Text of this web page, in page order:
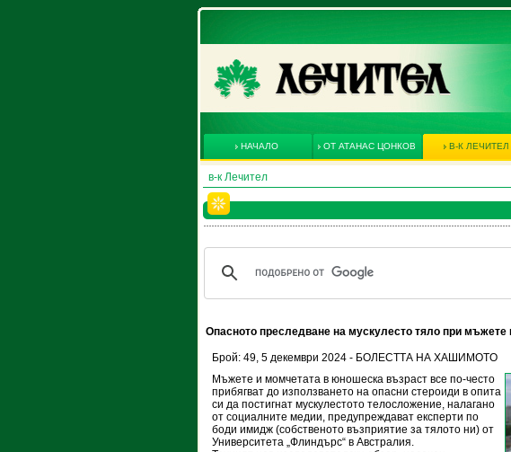
НАЧАЛО ОТ АТАНАС ЦОНКОВ В-К ЛЕЧИТЕЛ
в-к Лечител
Опасното преследване на мускулесто тяло при мъжете
Брой: 49, 5 декември 2024 - БОЛЕСТТА НА ХАШИМОТO
Мъжете и момчетата в юношеска възраст все по-често
прибягват до използването на опасни стероиди в опита
си да постигнат мускулестото телосложение, налагано
от социалните медии, предупреждават експерти по
боди имидж (собственото възприятие за тялото ни) от
Университета „Флиндърс“ в Австралия.